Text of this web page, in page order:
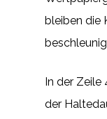
bleiben die
In der Zeile
der